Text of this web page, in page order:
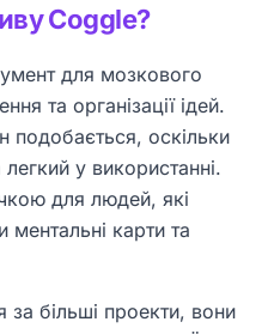
Coggle?
для мозкового
та організації ідей.
подобається, оскільки
у використанні.
для людей, які
карти та
за більші проекти, вони